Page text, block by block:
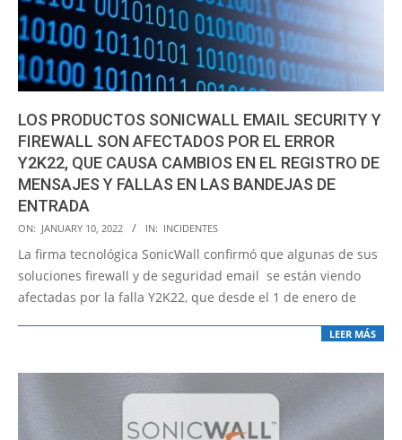
LOS PRODUCTOS SONICWALL EMAIL SECURITY Y
FIREWALL SON AFECTADOS POR EL ERROR
Y2K22, QUE CAUSA CAMBIOS EN EL REGISTRO DE
MENSAJES Y FALLAS EN LAS BANDEJAS DE
ENTRADA
2022-
01-
ON: JANUARY 10, 2022 IN: INCIDENTES
La firma tecnológica SonicWall confirmó que algunas de sus
soluciones firewall y de seguridad email se están viendo
afectadas por la falla Y2K22, que desde el 1 de enero de
LEER MÁS